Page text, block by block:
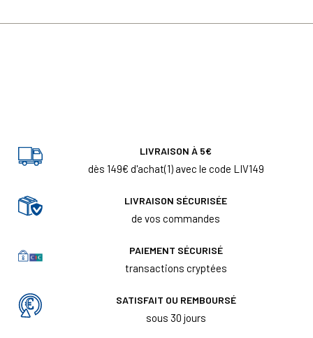
LIVRAISON À 5€
dès 149€ d'achat(1) avec le code LIV149
LIVRAISON SÉCURISÉE
de vos commandes
PAIEMENT SÉCURISÉ
transactions cryptées
SATISFAIT OU REMBOURSÉ
sous 30 jours